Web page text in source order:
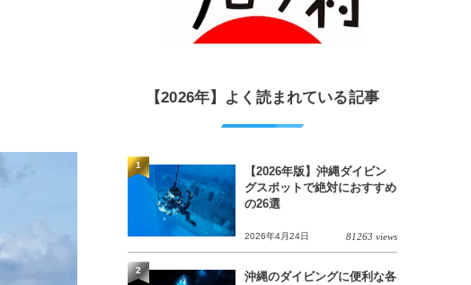
【2026年】よく読まれている記事
【2026年版】沖縄ダイビン
グスポットで絶対におすすめ
の26選
2026年4月24日 81263 views
1
沖縄のダイビングに便利な各
2